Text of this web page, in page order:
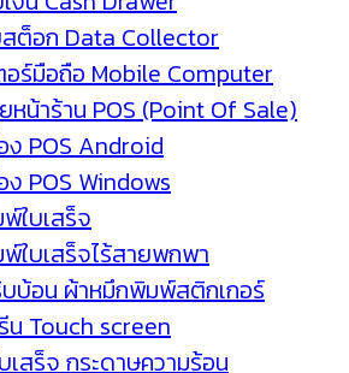
สต็อก Data Collector
ร์มือถือ Mobile Computer
หน้าร้าน POS (Point Of Sale)
ง POS Android
ง POS Windows
ใบเสร็จ
ใบเสร็จไร้สายพกพา
บ้อน ผ้าหมึกพิมพ์สติกเกอร์
Touch screen
เสร็จ กระดาษความร้อน